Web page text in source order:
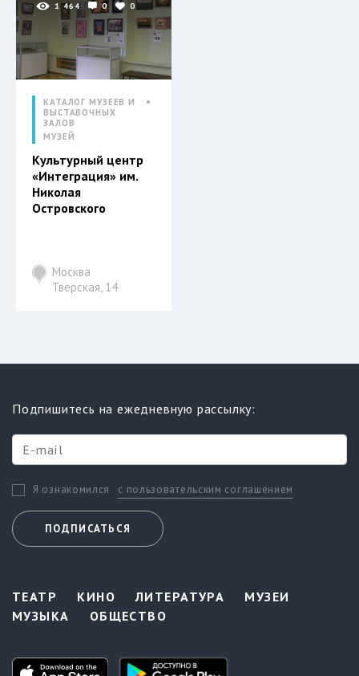
1 464 0 0
КАТАЛОГ МУЗЕЕВ И
ВЫСТАВОЧНЫХ
ЗАЛОВ
МУЗЕЙ
Культурный центр
«Интеграция» им.
Николая
Островского
Москва
Тверская, 14
Подпишитесь на ежедневную рассылку:
Я ознакомился с пользовательским соглашением
ПОДПИСАТЬСЯ
ТЕАТР КИНО ЛИТЕРАТУРА
МУЗЕИ
МУЗЫКА
ОБЩЕСТВО